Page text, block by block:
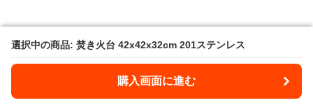
選択中の商品: 焚き火台 42x42x32cm 201ステンレス
購入画面に進む
選択中の商品: 焚き火台 42x42x32cm 201ステンレス
購入画面に進む